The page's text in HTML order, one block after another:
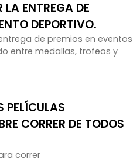
ENTREGA DE
DEPORTIVO.
de premios en eventos
entre medallas, trofeos y
PELÍCULAS
CORRER DE TODOS
correr